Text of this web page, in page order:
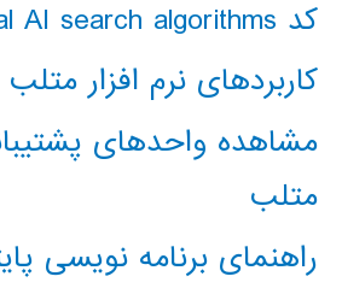
کد classical AI search algorithms
کاربردهای نرم افزار متلب
مشاهده واحدهای
متلب
راهنمای برنامه نویسی